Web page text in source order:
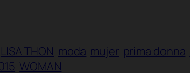
LISA THON moda mujer prima donna
WOMAN